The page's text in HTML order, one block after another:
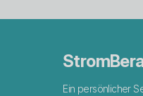
Ein persönlicher